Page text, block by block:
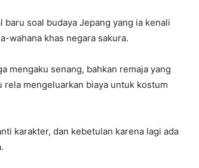
soal budaya Jepang yang ia kenali
wahana khas negara sakura.
mengaku senang, bahkan remaja yang
mengeluarkan biaya untuk kostum
karakter, dan kebetulan karena lagi ada